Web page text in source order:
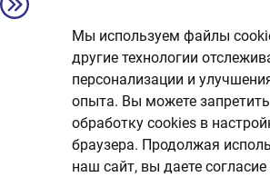
Мы используем файлы
другие технологии
персонализации и
опыта. Вы можете запретить
обработку сookies в
браузера. Продолжая
наш сайт, вы даете согласие